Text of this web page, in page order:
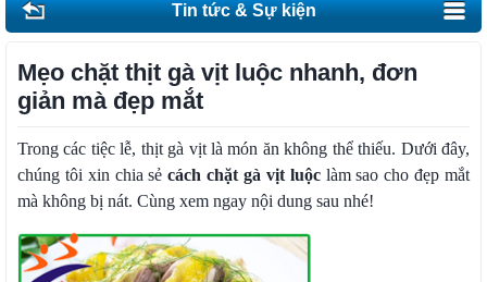
Tin tức & Sự kiện
Mẹo chặt thịt gà vịt luộc nhanh, đơn
giản mà đẹp mắt
Trong các tiệc lễ, thịt gà vịt là món ăn không thể thiếu. Dưới đây,
chúng tôi xin chia sẻcách chặt gà vịt luộclàm sao cho đẹp mắt
mà không bị nát. Cùng xem ngay nội dung sau nhé!